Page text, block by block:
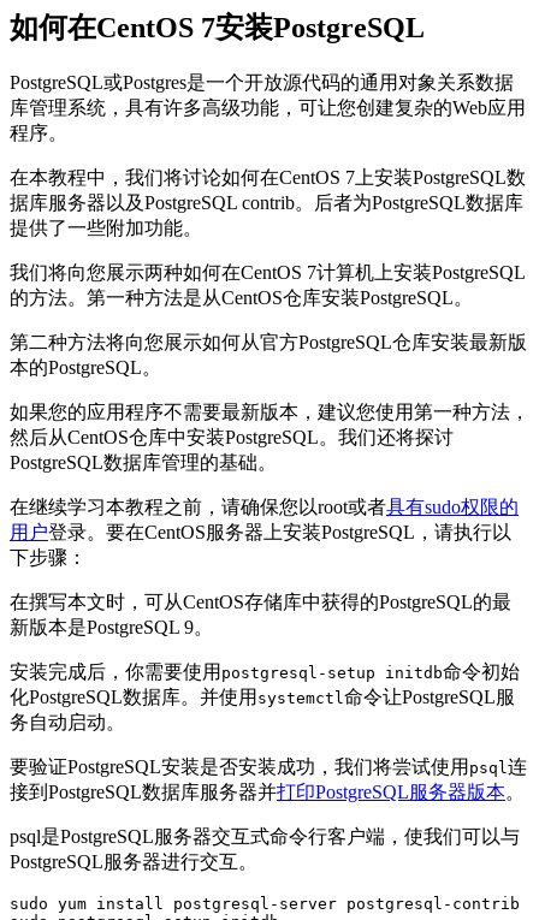
如何在CentOS 7安装PostgreSQL
PostgreSQL或Postgres是一个开放源代码的通用对象关系数据
库管理系统，具有许多高级功能，可让您创建复杂的Web应用
程序。
在本教程中，我们将讨论如何在CentOS 7上安装PostgreSQL数
据库服务器以及PostgreSQL contrib。后者为PostgreSQL数据库
提供了一些附加功能。
我们将向您展示两种如何在CentOS 7计算机上安装PostgreSQL
的方法。第一种方法是从CentOS仓库安装PostgreSQL。
第二种方法将向您展示如何从官方PostgreSQL仓库安装最新版
本的PostgreSQL。
如果您的应用程序不需要最新版本，建议您使用第一种方法，
然后从CentOS仓库中安装PostgreSQL。我们还将探讨
PostgreSQL数据库管理的基础。
在继续学习本教程之前，请确保您以root或者具有sudo权限的
用户登录。要在CentOS服务器上安装PostgreSQL，请执行以
下步骤：
在撰写本文时，可从CentOS存储库中获得的PostgreSQL的最
新版本是PostgreSQL 9。
安装完成后，你需要使用 postgresql-setup initdb命令初始
化PostgreSQL数据库。并使用 systemctl 命令让PostgreSQL服
务自动启动。
要验证PostgreSQL安装是否安装成功，我们将尝试使用 psql 连
接到PostgreSQL数据库服务器并打印PostgreSQL服务器版本。
psql是PostgreSQL服务器交互式命令行客户端，使我们可以与
PostgreSQL服务器进行交互。
sudo yum install postgresql-server postgresql-contrib